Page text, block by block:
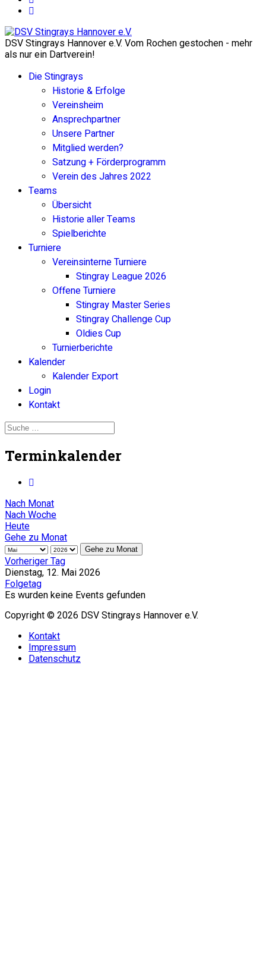
DSV Stingrays Hannover e.V. Vom Rochen gestochen - mehr
als nur ein Dartverein!
Die Stingrays
Historie & Erfolge
Vereinsheim
Ansprechpartner
Unsere Partner
Mitglied werden?
Satzung + Förderprogramm
Verein des Jahres 2022
Teams
Übersicht
Historie aller Teams
Spielberichte
Turniere
Vereinsinterne Turniere
Stingray League 2026
Offene Turniere
Stingray Master Series
Stingray Challenge Cup
Oldies Cup
Turnierberichte
Kalender
Kalender Export
Login
Kontakt
Terminkalender
Nach Monat
Nach Woche
Heute
Gehe zu Monat
Gehe zu Monat
Vorheriger Tag
Dienstag, 12. Mai 2026
Folgetag
Es wurden keine Events gefunden
Copyright © 2026 DSV Stingrays Hannover e.V.
Kontakt
Impressum
Datenschutz